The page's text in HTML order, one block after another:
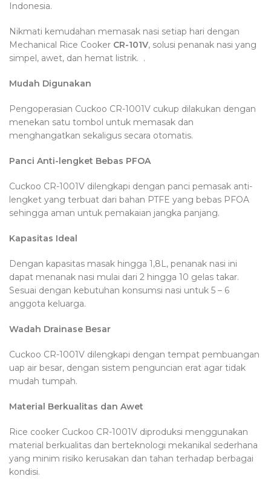
Indonesia.
Nikmati kemudahan memasak nasi setiap hari dengan
Mechanical Rice Cooker CR-101V, solusi penanak nasi yang
simpel, awet, dan hemat listrik. .
Mudah Digunakan
Pengoperasian Cuckoo CR-1001V cukup dilakukan dengan
menekan satu tombol untuk memasak dan
menghangatkan sekaligus secara otomatis.
Panci Anti-lengket Bebas PFOA
Cuckoo CR-1001V dilengkapi dengan panci pemasak anti-
lengket yang terbuat dari bahan PTFE yang bebas PFOA
sehingga aman untuk pemakaian jangka panjang.
Kapasitas Ideal
Dengan kapasitas masak hingga 1,8L, penanak nasi ini
dapat menanak nasi mulai dari 2 hingga 10 gelas takar.
Sesuai dengan kebutuhan konsumsi nasi untuk 5 – 6
anggota keluarga.
Wadah Drainase Besar
Cuckoo CR-1001V dilengkapi dengan tempat pembuangan
uap air besar, dengan sistem penguncian erat agar tidak
mudah tumpah.
Material Berkualitas dan Awet
Rice cooker Cuckoo CR-1001V diproduksi menggunakan
material berkualitas dan berteknologi mekanikal sederhana
yang minim risiko kerusakan dan tahan terhadap berbagai
kondisi.